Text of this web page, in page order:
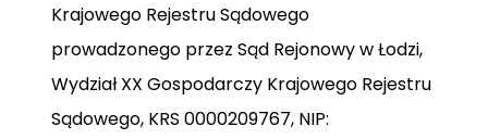
Krajowego Rejestru Sądowego
prowadzonego przez Sąd Rejonowy w Łodzi,
Wydział XX Gospodarczy Krajowego Rejestru
Sądowego, KRS 0000209767, NIP: